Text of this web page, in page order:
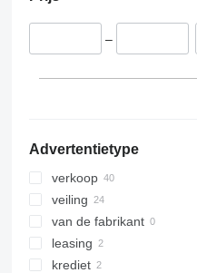
Duitsland
Hongarije
–
Advertentietype
verkoop
veiling
van de fabrikant
leasing
krediet